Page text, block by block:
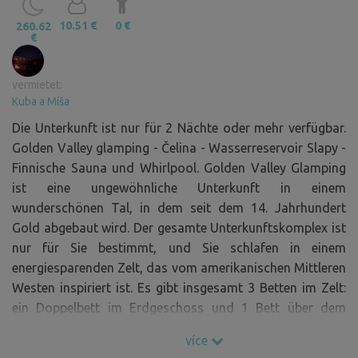
260.62
€
10.51 € 0 €
vermietet:
Kuba a Míša
Die Unterkunft ist nur für 2 Nächte oder mehr verfügbar.
Golden Valley glamping - Čelina - Wasserreservoir Slapy -
Finnische Sauna und Whirlpool. Golden Valley Glamping
ist eine ungewöhnliche Unterkunft in einem
wunderschönen Tal, in dem seit dem 14. Jahrhundert
Gold abgebaut wird. Der gesamte Unterkunftskomplex ist
nur für Sie bestimmt, und Sie schlafen in einem
energiesparenden Zelt, das vom amerikanischen Mittleren
Westen inspiriert ist. Es gibt insgesamt 3 Betten im Zelt:
ein Doppelbett im Erdgeschoss und 1 Bett über dem
und ein Whirlpool zur Verfügung. Im Inneren des Zeltes
více